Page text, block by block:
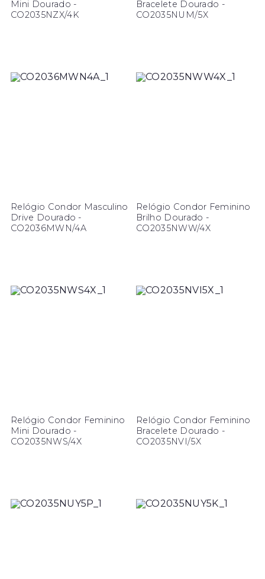
Mini Dourado -
CO2035NZX/4K
Bracelete Dourado -
CO2035NUM/5X
Relógio Condor Masculino
Drive Dourado -
CO2036MWN/4A
Relógio Condor Feminino
Brilho Dourado -
CO2035NWW/4X
Relógio Condor Feminino
Mini Dourado -
CO2035NWS/4X
Relógio Condor Feminino
Bracelete Dourado -
CO2035NVI/5X